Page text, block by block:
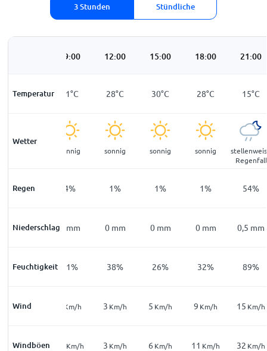
3 Stunden Stündliche
09:00 12:00 15:00 18:00 21:00
Temperatur
13°C 21°C 28°C 30°C 28°C 15°C
Wetter
sonnig sonnig sonnig sonnig
Regenfall
Regen
10% 4% 1% 1% 1% 54%
Niederschlag
0 mm 0 mm 0 mm 0 mm 0 mm 0,5 mm
Feuchtigkeit
80% 61% 38% 26% 32% 89%
Wind
11Km/h Km/h 3 Km/h 5 Km/h 9 Km/h 15 Km/h
Windböen
23Km/h Km/h 3 Km/h 6 Km/h 11 Km/h 32 Km/h